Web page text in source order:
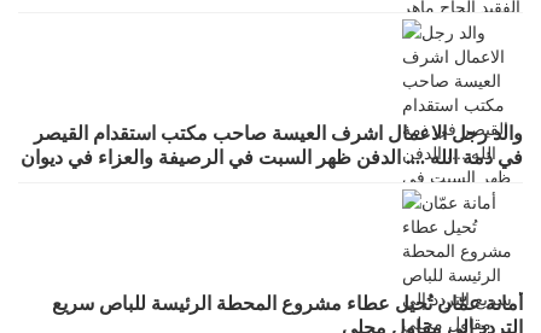
والد رجل الاعمال اشرف العيسة صاحب مكتب استقدام القيصر
في ذمة الله .... الدفن ظهر السبت في الرصيفة والعزاء في ديوان
صانور بحي الرشيد
أمانة عمّان تُحيل عطاء مشروع المحطة الرئيسة للباص سريع
التردد إلى مقاول محلي